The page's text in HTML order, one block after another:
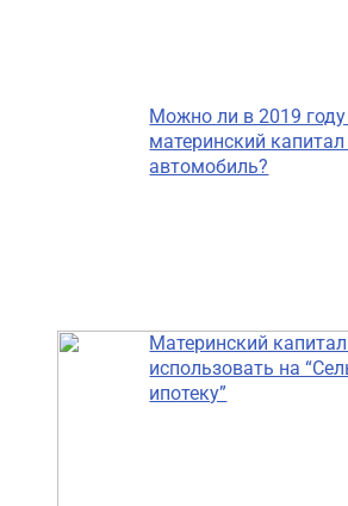
Можно ли в 2019 году
материнский капитал
автомобиль?
Материнский
использовать на
ипотеку”